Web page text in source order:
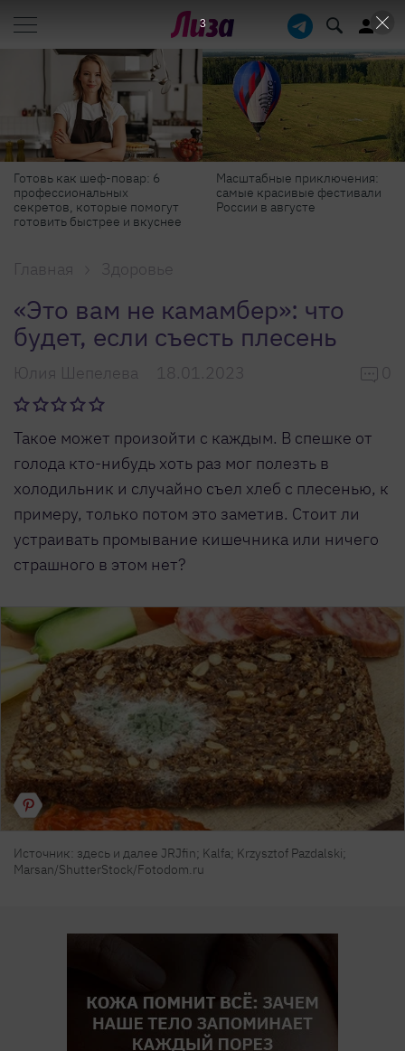
Масштабные приключения:
самые красивые фестивали
России в августе
Продукты против бадов: что
реально работает для
красоты и здоровья
Главная Здоровье
«Это вам не камамбер»: что
будет, если съесть плесень
Юлия Шепелева 18.01.2023 0
Такое может произойти с каждым. В спешке от
голода кто-нибудь хоть раз мог полезть в
холодильник и случайно съел хлеб с плесенью, к
примеру, только потом это заметив. Стоит ли
устраивать промывание кишечника или ничего
страшного в этом нет?
Источник: здесь и далее JRJfin; Kalfa; Krzysztof Pazdalski;
Marsan/ShutterStock/Fotodom.ru
2